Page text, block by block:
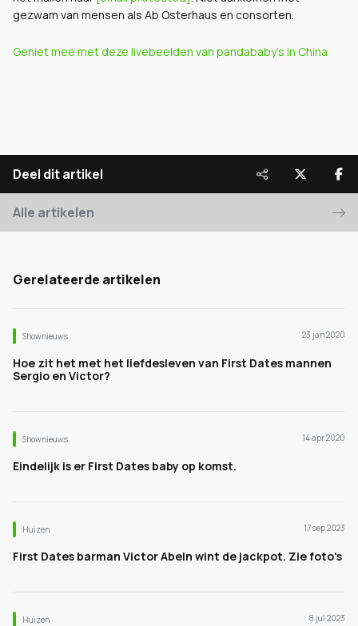
gezwam van mensen als Ab Osterhaus en consorten.
Geniet mee met deze livebeelden van pandababy's in China
Deel dit artikel
Alle artikelen
Gerelateerde artikelen
Shownieuws 23 jan 2020
Hoe zit het met het liefdesleven van First Dates mannen
Sergio en Victor?
Shownieuws 14 apr 2020
Eindelijk is er First Dates baby op komst.
Huizen 17 sep 2023
First Dates barman Victor Abeln wint de jackpot. Zie foto's
Huizen 8 jul 2023